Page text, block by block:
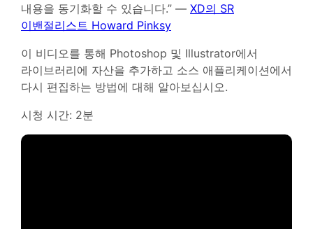
내용을 동기화할 수 있습니다.” — XD의 SR
이밴절리스트 Howard Pinksy
이 비디오를 통해 Photoshop 및 Illustrator에서
라이브러리에 자산을 추가하고 소스 애플리케이션에서
다시 편집하는 방법에 대해 알아보십시오.
시청 시간: 2분